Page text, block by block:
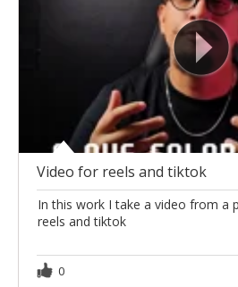
Video for reels and tiktok
In this work I take a video from a
reels and tiktok
0